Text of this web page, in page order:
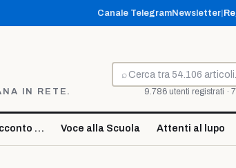
Canale TelegramNewsletter
IN RETE.
⌕
Cerca
9.786 utenti registrati ·
… Voce alla Scuola Attenti al lupo